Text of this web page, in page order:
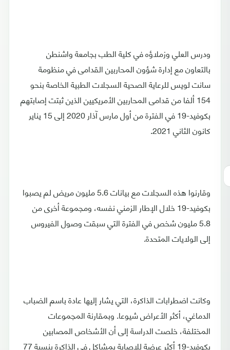
ودرس العلي وزملاؤه في كلية الطب بجامعة واشنطن
بالتعاون مع إدارة شؤون المحاربين القدامى في منظومة
سانت لويس للرعاية الصحية السجلات الطبية الخاصة بنحو
154 ألفا من قدامى المحاربين الأمريكيين الذين ثبتت إصابتهم
بكوفيد-19 في الفترة من أول مارس آذار 2020 إلى 15 يناير
كانون الثاني 2021.
وقارنوا هذه السجلات مع بيانات 5.6 مليون مريض لم يصبوا
بكوفيد-19 خلال الإطار الزمني نفسه، ومجموعة أخرى من
5.8 مليون شخص في الفترة التي سبقت وصول الفيروس
إلى الولايات المتحدة.
وكانت اضطرابات الذاكرة، التي يشار إليها عادة باسم الضباب
الدماغي، أكثر الأعراض شيوعا. وبمقارنة المجموعات
المختلفة، خلصت الدراسة إلى أن الأشخاص المصابين
بكوفيد-19 أكثر عرضة للإصابة بمشاكل في الذاكرة بنسبة 77